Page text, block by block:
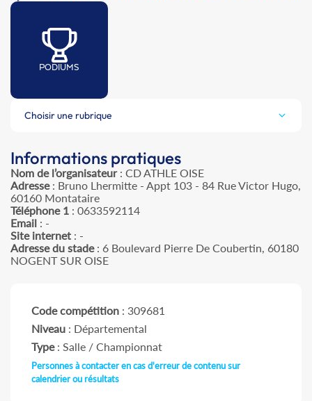
PODIUMS
Choisir une rubrique
Informations pratiques
Nom de l’organisateur: CD ATHLE OISE
Adresse: Bruno Lhermitte - Appt 103 - 84 Rue Victor Hugo,
60160 Montataire
Téléphone 1 : 0633592114
Email : -
Site internet : -
Adresse du stade: 6 Boulevard Pierre De Coubertin, 60180
NOGENT SUR OISE
Code compétition : 309681
Niveau : Départemental
Type: Salle / Championnat
Personnes à contacter en cas d'erreur de contenu sur
calendrier ou résultats